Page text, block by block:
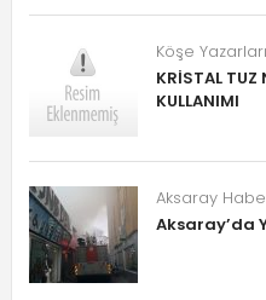
Köşe Yazarları
KRİSTAL TUZ
KULLANIMI
Aksaray
Aksaray’da